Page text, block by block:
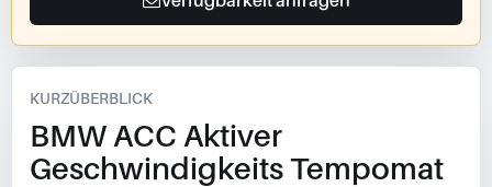
KURZÜBERBLICK
BMW ACC Aktiver
Geschwindigkeits Tempomat